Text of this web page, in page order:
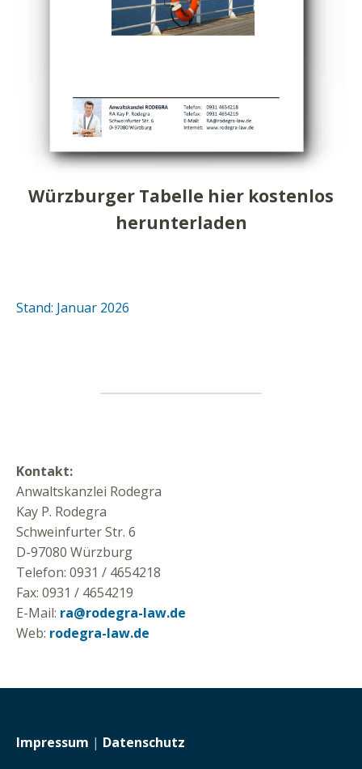
Würzburger Tabelle hier kostenlos
herunterladen
Stand: Januar 2026
Kontakt:
Anwaltskanzlei Rodegra
Kay P. Rodegra
Schweinfurter Str. 6
D-97080 Würzburg
Telefon: 0931 / 4654218
Fax: 0931 / 4654219
E-Mail: ra@rodegra-law.de
Web: rodegra-law.de
Impressum | Datenschutz